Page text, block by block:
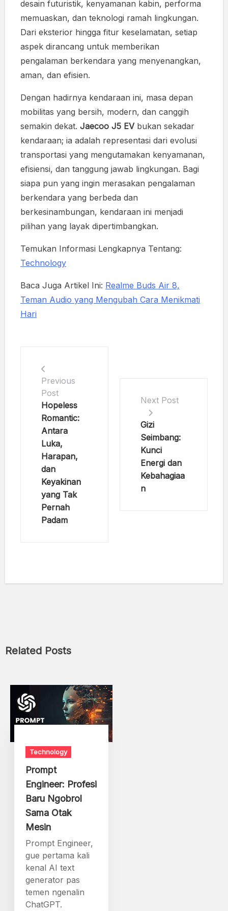
desain futuristik, kenyamanan kabin, performa
memuaskan, dan teknologi ramah lingkungan.
Dari eksterior hingga fitur keselamatan, setiap
aspek dirancang untuk memberikan
pengalaman berkendara yang menyenangkan,
aman, dan efisien.
Dengan hadirnya kendaraan ini, masa depan
mobilitas yang bersih, modern, dan canggih
semakin dekat. Jaecoo J5 EVbukan sekadar
kendaraan; ia adalah representasi dari evolusi
transportasi yang mengutamakan kenyamanan,
efisiensi, dan tanggung jawab lingkungan. Bagi
siapa pun yang ingin merasakan pengalaman
berkendara yang berbeda dan
berkesinambungan, kendaraan ini menjadi
pilihan yang layak dipertimbangkan.
Temukan Informasi Lengkapnya Tentang:
Technology
Baca Juga Artikel Ini: Realme Buds Air 8,
Teman Audio yang Mengubah Cara Menikmati
Hari
Previous
Post
Hopeless
Romantic:
Antara
Luka,
Harapan,
dan
Keyakinan
yang Tak
Pernah
Padam
Next Post
Gizi
Seimbang:
Kunci
Energi dan
Kebahagiaa
n
Related Posts
Technology
Prompt
Engineer: Profesi
Baru Ngobrol
Sama Otak
Mesin
Prompt Engineer,
gue pertama kali
kenal AI text
generator pas
temen ngenalin
ChatGPT.